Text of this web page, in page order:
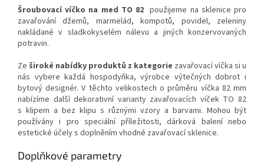
Šroubovací víčko na med TO 82 použijeme na sklenice pro
zavařování džemů, marmelád, kompotů, povidel, zeleniny
nakládané v sladkokyselém nálevu a jiných konzervovaných
potravin.
Ze široké nabídky produktů z kategorie zavařovací víčka si u
nás vybere každá hospodyňka, výrobce výtečných dobrot i
bytový designér.V těchto velikostech o průměru víčka 82 mm
nabízíme další dekorativní varianty zavařovacích víček TO 82
s klipem a bez klipu s různými vzory a barvami. Mohou být
používány i pro speciální příležitosti, dárková balení nebo
estetické účely s doplněním vhodné zavařovací sklenice.
Doplňkové parametry